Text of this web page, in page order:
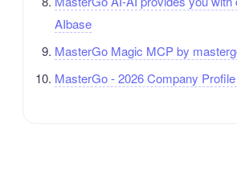
AIbase
MasterGo Magic MCP by
MasterGo - 2026 Company